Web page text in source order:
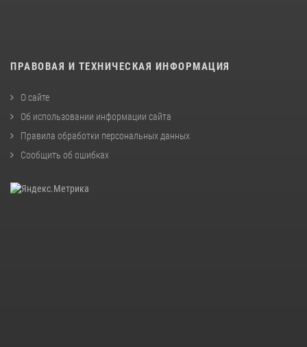
ПРАВОВАЯ И ТЕХНИЧЕСКАЯ ИНФОРМАЦИЯ
О сайте
Об использовании информации сайта
Правила обработки персональных данных
Сообщить об ошибках